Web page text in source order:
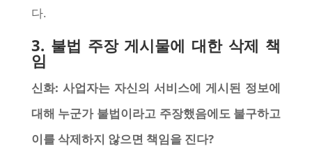
다.
3. 불법 주장 게시물에 대한 삭제 책
임
신화: 사업자는 자신의 서비스에 게시된 정보에
대해 누군가 불법이라고 주장했음에도 불구하고
이를 삭제하지 않으면 책임을 진다?